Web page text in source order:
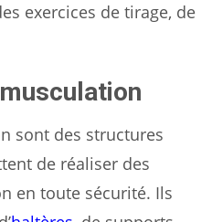
exercices de tirage, de
sont des structures
de réaliser des
en toute sécurité. Ils